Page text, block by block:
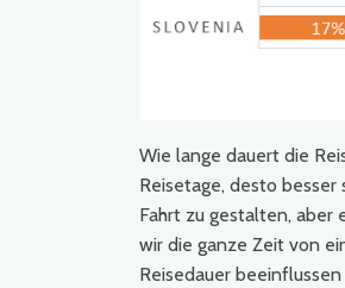
Wie lange dauert die
Reisetage, desto
Fahrt zu gestalten, aber
wir die ganze Zeit von
Reisedauer